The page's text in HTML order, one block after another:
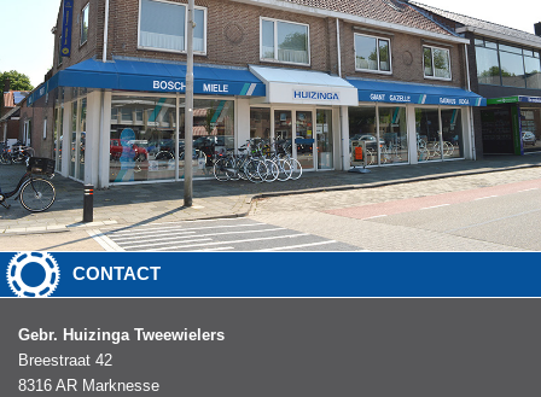
CONTACT
Gebr. Huizinga Tweewielers
Breestraat 42
8316 AR Marknesse